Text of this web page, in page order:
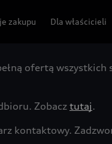
zakupu Dla właścicieli
ofertą
Zobacz tutaj.
kontaktowy.